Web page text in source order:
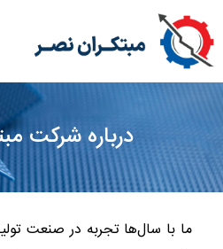
درباره شرکت
ما با سال‌ها تجربه در صنعت